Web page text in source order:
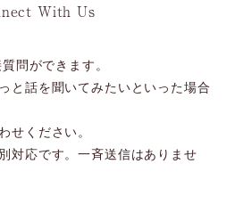
With Us
問ができます。
と話を聞いてみたいといった場合
せください。
対応です。一斉送信はありませ